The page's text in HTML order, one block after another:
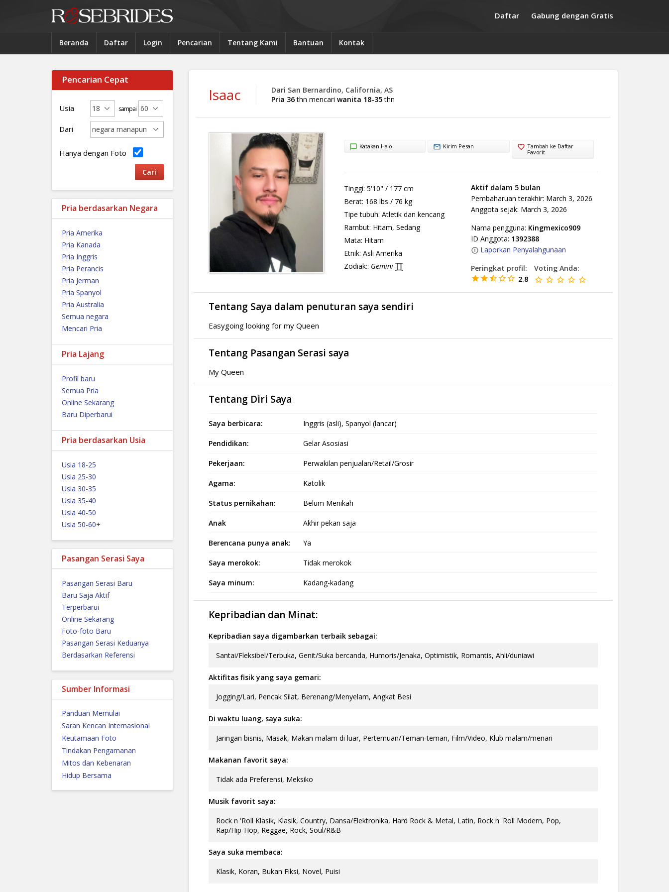
Daftar Gabung dengan Gratis
Beranda Daftar Login Pencarian Tentang Kami Bantuan Kontak
Pencarian Cepat
Usia sampai
Dari
Hanya dengan Foto
Pria berdasarkan Negara
Pria Amerika
Pria Kanada
Pria Inggris
Pria Perancis
Pria Jerman
Pria Spanyol
Pria Australia
Semua negara
Mencari Pria
Pria Lajang
Profil baru
Semua Pria
Online Sekarang
Baru Diperbarui
Pria berdasarkan Usia
Usia 18-25
Usia 25-30
Usia 30-35
Usia 35-40
Usia 40-50
Usia 50-60+
Pasangan Serasi Saya
Pasangan Serasi Baru
Baru Saja Aktif
Terperbarui
Online Sekarang
Foto-foto Baru
Pasangan Serasi Keduanya
Berdasarkan Referensi
Sumber Informasi
Panduan Memulai
Saran Kencan Internasional
Keutamaan Foto
Tindakan Pengamanan
Mitos dan Kebenaran
Hidup Bersama
Isaac
Dari San Bernardino, California, AS
Pria 36thn mencari wanita 18-35thn
Katakan Halo Kirim Pesan
Tambah ke Daftar
Favorit
Tinggi: 5'10" / 177 cm
Berat: 168 lbs / 76 kg
Tipe tubuh: Atletik dan kencang
Rambut: Hitam, Sedang
Mata: Hitam
Etnik: Asli Amerika
Zodiak:: Gemini
Aktif dalam 5 bulan
Pembaharuan terakhir: March 3, 2026
Anggota sejak: March 3, 2026
Nama pengguna: Kingmexico909
ID Anggota: 1392388
Laporkan Penyalahgunaan
Peringkat profil:
2.8
Voting Anda:
Tentang Saya dalam penuturan saya sendiri
Easygoing looking for my Queen
Tentang Pasangan Serasi saya
My Queen
Tentang Diri Saya
Saya berbicara: Inggris (asli), Spanyol (lancar)
Pendidikan: Gelar Asosiasi
Pekerjaan: Perwakilan penjualan/Retail/Grosir
Agama: Katolik
Status pernikahan: Belum Menikah
Anak Akhir pekan saja
Berencana punya anak: Ya
Saya merokok: Tidak merokok
Saya minum: Kadang-kadang
Kepribadian dan Minat:
Kepribadian saya digambarkan terbaik sebagai:
Santai/Fleksibel/Terbuka, Genit/Suka bercanda, Humoris/Jenaka, Optimistik, Romantis, Ahli/duniawi
Aktifitas fisik yang saya gemari:
Jogging/Lari, Pencak Silat, Berenang/Menyelam, Angkat Besi
Di waktu luang, saya suka:
Jaringan bisnis, Masak, Makan malam di luar, Pertemuan/Teman-teman, Film/Video, Klub malam/menari
Makanan favorit saya:
Tidak ada Preferensi, Meksiko
Musik favorit saya:
Rock n 'Roll Klasik, Klasik, Country, Dansa/Elektronika, Hard Rock & Metal, Latin, Rock n 'Roll Modern, Pop,
Rap/Hip-Hop, Reggae, Rock, Soul/R&B
Saya suka membaca:
Klasik, Koran, Bukan Fiksi, Novel, Puisi